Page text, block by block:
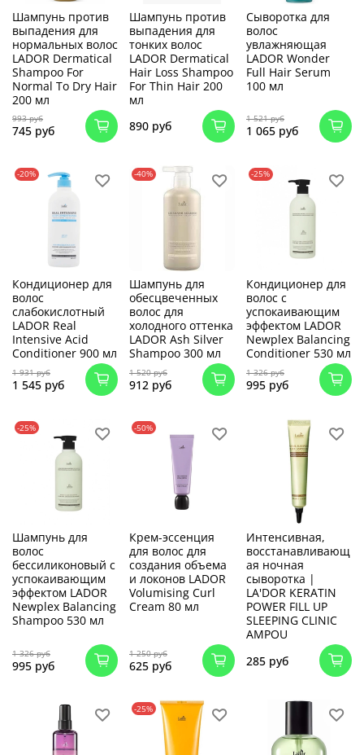
Шампунь против
выпадения для
нормальных волос
LADOR Dermatical
Shampoo For
Normal To Dry Hair
200 мл
993 руб
745 руб
Шампунь против
выпадения для
тонких волос
LADOR Dermatical
Hair Loss Shampoo
For Thin Hair 200
мл
890 руб
Сыворотка для
волос
увлажняющая
LADOR Wonder
Full Hair Serum
100 мл
1 521 руб
1 065 руб
-20%
Кондиционер для
волос
слабокислотный
LADOR Real
Intensive Acid
Conditioner 900 мл
1 931 руб
1 545 руб
-40%
Шампунь для
обесцвеченных
волос для
холодного оттенка
LADOR Ash Silver
Shampoo 300 мл
1 520 руб
912 руб
-25%
Кондиционер для
волос с
успокаивающим
эффектом LADOR
Newplex Balancing
Conditioner 530 мл
1 326 руб
995 руб
-25%
Шампунь для
волос
бессиликоновый с
успокаивающим
эффектом LADOR
Newplex Balancing
Shampoo 530 мл
1 326 руб
995 руб
-50%
Крем-эссенция
для волос для
создания объема
и локонов LADOR
Volumising Curl
Cream 80 мл
1 250 руб
625 руб
Интенсивная,
восстанавливающ
ая ночная
сыворотка |
LA'DOR KERATIN
POWER FILL UP
SLEEPING CLINIC
AMPOU
285 руб
-25%